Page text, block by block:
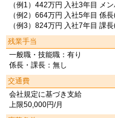
（例1）442万円 入社3年目 メ
（例2）664万円 入社5年目 係
（例3）824万円 入社7年目 課
残業手当
一般職・技能職：有り
係長・課長：無し
交通費
会社規定に基づき支給
上限50,000円/月